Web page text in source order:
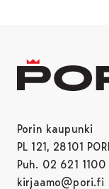
Porin kaupunki
PL 121, 28101 PORI
Puh. 02 621 1100
kirjaamo@pori.fi